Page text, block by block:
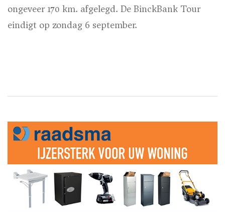
ongeveer 170 km. afgelegd. De BinckBank Tour
eindigt op zondag 6 september.